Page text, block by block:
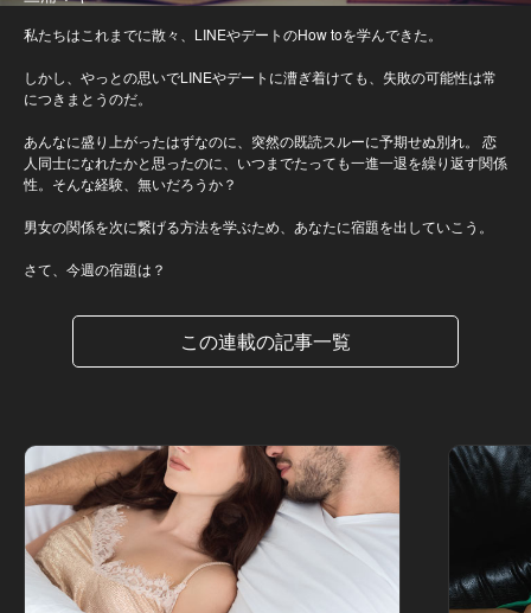
私たちはこれまでに散々、LINEやデートのHow toを学んできた。
しかし、やっとの思いでLINEやデートに漕ぎ着けても、失敗の可能性は常
につきまとうのだ。
あんなに盛り上がったはずなのに、突然の既読スルーに予期せぬ別れ。 恋
人同士になれたかと思ったのに、いつまでたっても一進一退を繰り返す関係
性。そんな経験、無いだろうか？
男女の関係を次に繋げる方法を学ぶため、あなたに宿題を出していこう。
さて、今週の宿題は？
この連載の記事一覧